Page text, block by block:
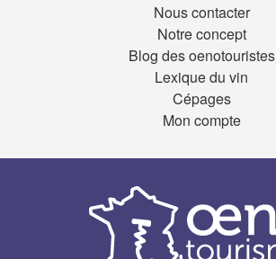
Nous contacter
Notre concept
Blog des oenotouristes
Lexique du vin
Cépages
Mon compte